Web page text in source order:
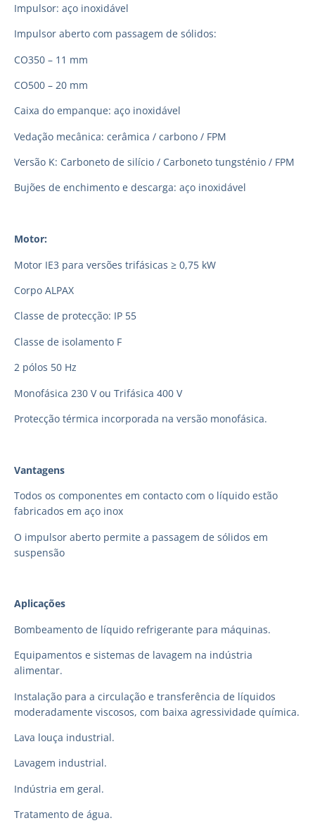
Impulsor: aço inoxidável
Impulsor aberto com passagem de sólidos:
CO350 – 11 mm
CO500 – 20 mm
Caixa do empanque: aço inoxidável
Vedação mecânica: cerâmica / carbono / FPM
Versão K: Carboneto de silício / Carboneto tungsténio / FPM
Bujões de enchimento e descarga: aço inoxidável
Motor:
Motor IE3 para versões trifásicas ≥ 0,75 kW
Corpo ALPAX
Classe de protecção: IP 55
Classe de isolamento F
2 pólos 50 Hz
Monofásica 230 V ou Trifásica 400 V
Protecção térmica incorporada na versão monofásica.
Vantagens
Todos os componentes em contacto com o líquido estão
fabricados em aço inox
O impulsor aberto permite a passagem de sólidos em
suspensão
Aplicações
Bombeamento de líquido refrigerante para máquinas.
Equipamentos e sistemas de lavagem na indústria
alimentar.
Instalação para a circulação e transferência de líquidos
moderadamente viscosos, com baixa agressividade química.
Lava louça industrial.
Lavagem industrial.
Indústria em geral.
Tratamento de água.